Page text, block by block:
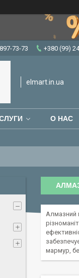
73-73 +380 (99)
elmart.in.ua
О НАС
Алмазний
мармур,